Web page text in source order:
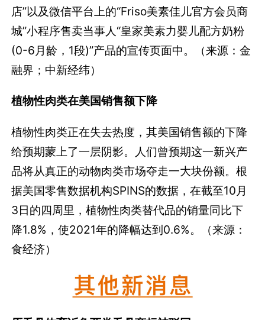
店”以及微信平台上的“Friso美素佳儿官方会员商
城”小程序售卖当事人“皇家美素力婴儿配方奶粉
(0-6月龄，1段)”产品的宣传页面中。（来源：金
融界；中新经纬）
植物性肉类在美国销售额下降
植物性肉类正在失去热度，其美国销售额的下降
给预期蒙上了一层阴影。人们曾预期这一新兴产
品将从真正的动物肉类市场夺走一大块份额。根
据美国零售数据机构SPINS的数据，在截至10月
3日的四周里，植物性肉类替代品的销量同比下
降1.8%，使2021年的降幅达到0.6%。（来源：
食经济）